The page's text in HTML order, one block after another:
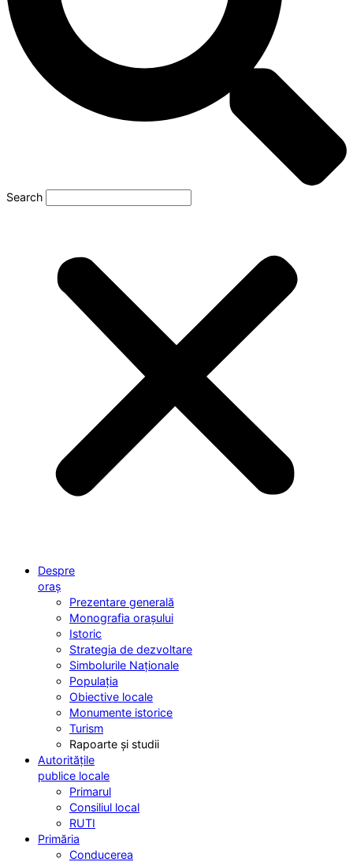
Search
Despre
oraș
Prezentare generală
Monografia orașului
Istoric
Strategia de dezvoltare
Simbolurile Naționale
Populația
Obiective locale
Monumente istorice
Turism
Rapoarte și studii
Autoritățile
publice locale
Primarul
Consiliul local
RUTI
Primăria
Conducerea